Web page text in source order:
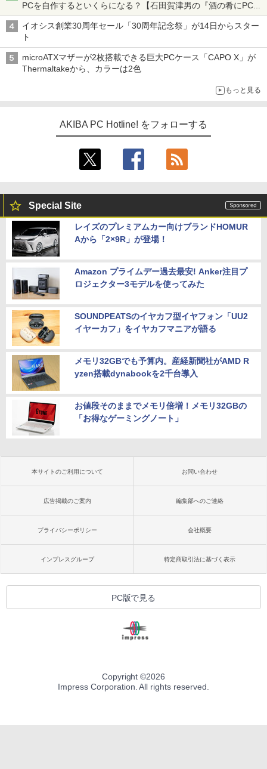
PCを自作するといくらになる？【石田賀津男の『酒の肴にPCゲ
ーム』】
イオシス創業30周年セール「30周年記念祭」が14日からスター
ト
microATXマザーが2枚搭載できる巨大PCケース「CAPO X」が
Thermaltakeから、カラーは2色
もっと見る
AKIBA PC Hotline! をフォローする
Special Site
レイズのプレミアムカー向けブランドHOMUR
Aから「2×9R」が登場！
Amazon プライムデー過去最安! Anker注目プ
ロジェクター3モデルを使ってみた
SOUNDPEATSのイヤカフ型イヤフォン「UU2
イヤーカフ」をイヤカフマニアが語る
メモリ32GBでも予算内。産経新聞社がAMD R
yzen搭載dynabookを2千台導入
お値段そのままでメモリ倍増！メモリ32GBの
「お得なゲーミングノート」
本サイトのご利用について お問い合わせ
広告掲載のご案内 編集部へのご連絡
プライバシーポリシー 会社概要
インプレスグループ 特定商取引法に基づく表示
PC版で見る
Copyright ©2026
Impress Corporation. All rights reserved.